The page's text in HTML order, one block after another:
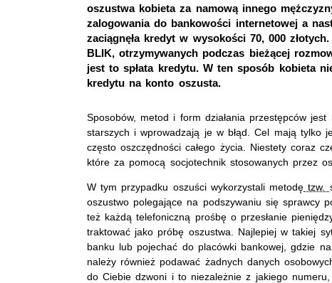
oszustwa kobieta za namową innego
zalogowania do bankowości internetowej a
zaciągnęła kredyt w wysokości 70, 000
BLIK, otrzymywanych podczas bieżącej
jest to spłata kredytu. W ten sposób kobieta
kredytu na konto oszusta.
Sposobów, metod i form działania przestępców
starszych i wprowadzają je w błąd. Cel mają tylko
często oszczędności całego życia. Niestety coraz
które za pomocą socjotechnik stosowanych przez
W tym przypadku oszuści wykorzystali metodę tzw.
oszustwo polegające na podszywaniu się sprawcy
też każdą telefoniczną prośbę o przesłanie
traktować jako próbę oszustwa. Najlepiej w takiej
banku lub pojechać do placówki bankowej, gdzie
należy również podawać żadnych danych
do Ciebie dzwoni i to niezależnie z jakiego